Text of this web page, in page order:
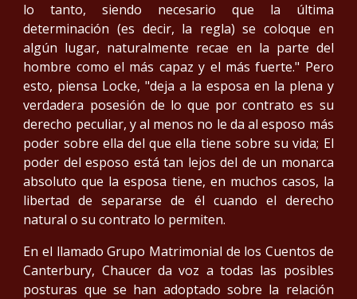
lo tanto, siendo necesario que la última
determinación (es decir, la regla) se coloque en
algún lugar, naturalmente recae en la parte del
hombre como el más capaz y el más fuerte." Pero
esto, piensa Locke, "deja a la esposa en la plena y
verdadera posesión de lo que por contrato es su
derecho peculiar, y al menos no le da al esposo más
poder sobre ella del que ella tiene sobre su vida; El
poder del esposo está tan lejos del de un monarca
absoluto que la esposa tiene, en muchos casos, la
libertad de separarse de él cuando el derecho
natural o su contrato lo permiten.
En el llamado Grupo Matrimonial de los Cuentos de
Canterbury, Chaucer da voz a todas las posibles
posturas que se han adoptado sobre la relación